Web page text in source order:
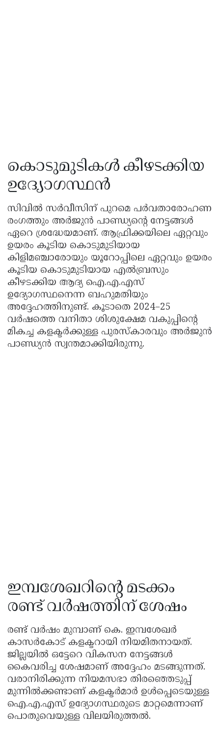
കൊടുമുടികൾ കീഴടക്കിയ
ഉദ്യോഗസ്ഥൻ
സിവിൽ സർവീസിന് പുറമെ പർവതാരോഹണ
രംഗത്തും അർജുൻ പാണ്ഡ്യന്റെ നേട്ടങ്ങൾ
ഏറെ ശ്രദ്ധേയമാണ്. ആഫ്രിക്കയിലെ ഏറ്റവും
ഉയരം കൂടിയ കൊടുമുടിയായ
കിളിമഞ്ചാരോയും യൂറോപ്പിലെ ഏറ്റവും ഉയരം
കൂടിയ കൊടുമുടിയായ എൽബ്രസും
കീഴടക്കിയ ആദ്യ ഐ.എ.എസ്
ഉദ്യോഗസ്ഥനെന്ന ബഹുമതിയും
അദ്ദേഹത്തിനുണ്ട്. കൂടാതെ 2024–25
വർഷത്തെ വനിതാ ശിശുക്ഷേമ വകുപ്പിന്റെ
മികച്ച കളക്ടർക്കുള്ള പുരസ്കാരവും അർജുൻ
പാണ്ഡ്യൻ സ്വന്തമാക്കിയിരുന്നു.
ഇമ്പശേഖറിന്റെ മടക്കം
രണ്ട് വർഷത്തിന് ശേഷം
രണ്ട് വർഷം മുമ്പാണ് കെ. ഇമ്പശേഖർ
കാസർകോട് കളക്ടറായി നിയമിതനായത്.
ജില്ലയിൽ ഒട്ടേറെ വികസന നേട്ടങ്ങൾ
കൈവരിച്ച ശേഷമാണ് അദ്ദേഹം മടങ്ങുന്നത്.
വരാനിരിക്കുന്ന നിയമസഭാ തിരഞ്ഞെടുപ്പ്
മുന്നിൽക്കണ്ടാണ് കളക്ടർമാർ ഉൾപ്പെടെയുള്ള
ഐ.എ.എസ് ഉദ്യോഗസ്ഥരുടെ മാറ്റമെന്നാണ്
പൊതുവെയുള്ള വിലയിരുത്തൽ.